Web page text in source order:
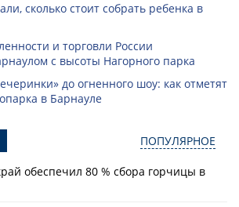
сколько стоит собрать ребенка в
и торговли России
с высоты Нагорного парка
до огненного шоу: как отметят
в Барнауле
ПОПУЛЯРНОЕ
обеспечил 80 % сбора горчицы в